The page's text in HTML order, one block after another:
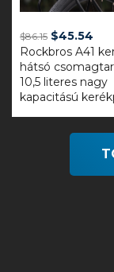
$86.15 Original
price
was:
$86.15.
$45.54
is:
Rockbros A41
hátsó
10,5 literes nagy
kapacitású